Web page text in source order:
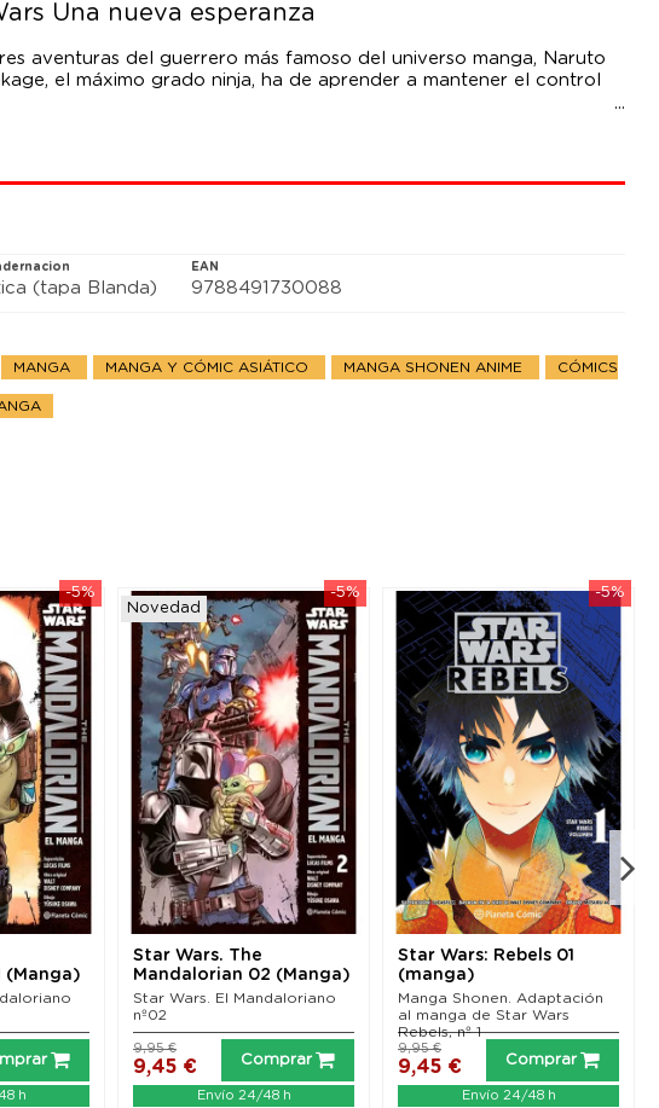
Una nueva esperanza
aventuras del guerrero más famoso del universo manga, Naruto
el máximo grado ninja, ha de aprender a mantener el control
(tapa Blanda)
EAN
9788491730088
MANGA MANGA Y CÓMIC ASIÁTICO MANGA SHONEN ANIME CÓMICS
-5%
(Manga)
h
-5%
Novedad
Star Wars. The
Mandalorian 02 (Manga)
Star Wars. El Mandaloriano
nº02
9,45 €
9,95 €
Comprar
Envío 24/48 h
-5%
Star Wars: Rebels 01
(manga)
Manga Shonen. Adaptación
al manga de Star Wars
Rebels, nº 1
9,45 €
9,95 €
Comprar
Envío 24/48 h